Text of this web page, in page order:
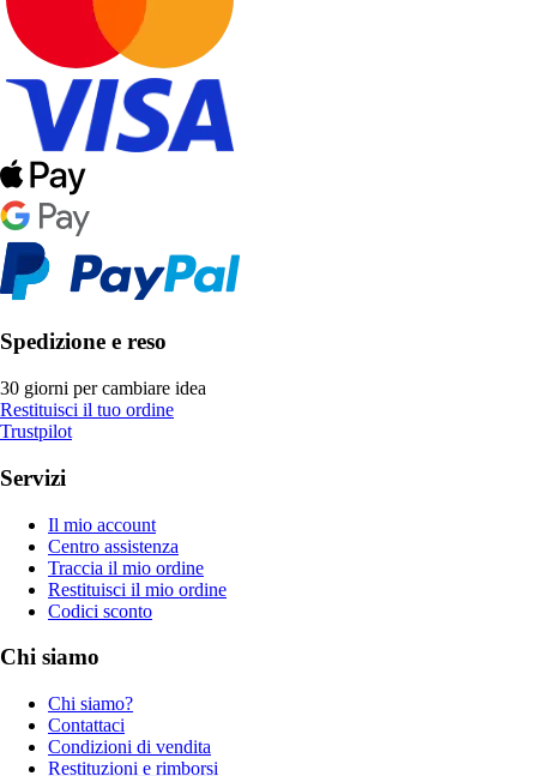
Spedizione e reso
30 giorni per cambiare idea
Restituisci il tuo ordine
Trustpilot
Servizi
Il mio account
Centro assistenza
Traccia il mio ordine
Restituisci il mio ordine
Codici sconto
Chi siamo
Chi siamo?
Contattaci
Condizioni di vendita
Restituzioni e rimborsi